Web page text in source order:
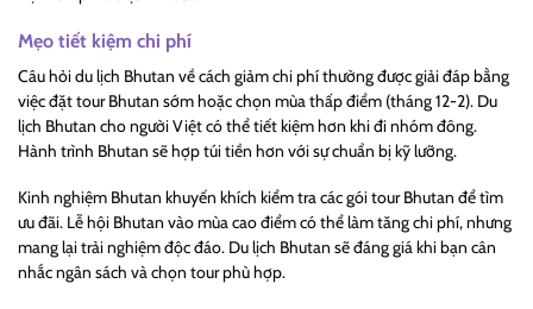
Mẹo tiết kiệm chi phí
Câu hỏi du lịch Bhutan về cách giảm chi phí thường được giải đáp bằng
việc đặt tour Bhutan sớm hoặc chọn mùa thấp điểm (tháng 12-2). Du
lịch Bhutan cho người Việt có thể tiết kiệm hơn khi đi nhóm đông.
Hành trình Bhutan sẽ hợp túi tiền hơn với sự chuẩn bị kỹ lưỡng.
Kinh nghiệm Bhutan khuyến khích kiểm tra các gói tour Bhutan để tìm
ưu đãi. Lễ hội Bhutan vào mùa cao điểm có thể làm tăng chi phí, nhưng
mang lại trải nghiệm độc đáo. Du lịch Bhutan sẽ đáng giá khi bạn cân
nhắc ngân sách và chọn tour phù hợp.